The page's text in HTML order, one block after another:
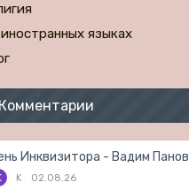
языках
Комментарии
Инквизитора - Вадим Панов
K 02.08.26